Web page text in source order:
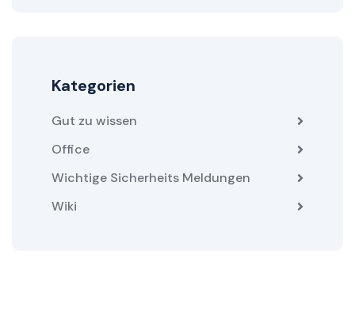
Kategorien
Gut zu wissen
Office
Wichtige Sicherheits Meldungen
Wiki